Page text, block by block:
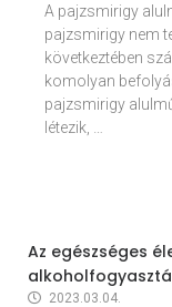
A pajzsmirigy
pajzsmirigy nem
következtében
komolyan
pajzsmirigy
létezik, …
Az egészséges
2023.03.04.